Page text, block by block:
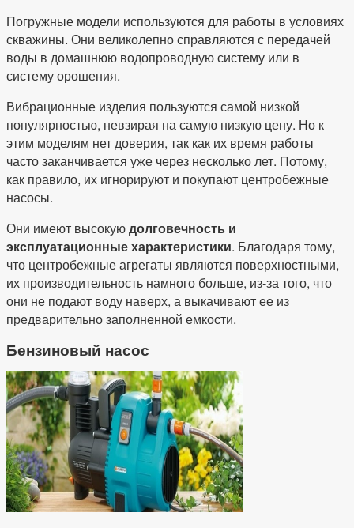
Погружные модели используются для работы в условиях
скважины. Они великолепно справляются с передачей
воды в домашнюю водопроводную систему или в
систему орошения.
Вибрационные изделия пользуются самой низкой
популярностью, невзирая на самую низкую цену. Но к
этим моделям нет доверия, так как их время работы
часто заканчивается уже через несколько лет. Потому,
как правило, их игнорируют и покупают центробежные
насосы.
Они имеют высокуюдолговечность и
эксплуатационные характеристики. Благодаря тому,
что центробежные агрегаты являются поверхностными,
их производительность намного больше, из-за того, что
они не подают воду наверх, а выкачивают ее из
предварительно заполненной емкости.
Бензиновый насос